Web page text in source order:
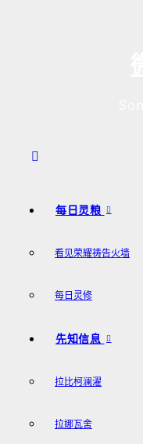
每日灵粮
看见荣耀祷告火墙
每日灵修
先知信息
拉比柯澜濯
拉娜瓦舍